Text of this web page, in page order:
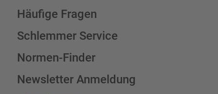
Häufige Fragen
Schlemmer Service
Normen-Finder
Newsletter Anmeldung